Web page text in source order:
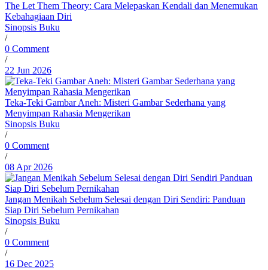
The Let Them Theory: Cara Melepaskan Kendali dan Menemukan
Kebahagiaan Diri
Sinopsis Buku
/
0 Comment
/
22 Jun 2026
Teka-Teki Gambar Aneh: Misteri Gambar Sederhana yang
Menyimpan Rahasia Mengerikan
Sinopsis Buku
/
0 Comment
/
08 Apr 2026
Jangan Menikah Sebelum Selesai dengan Diri Sendiri: Panduan
Siap Diri Sebelum Pernikahan
Sinopsis Buku
/
0 Comment
/
16 Dec 2025